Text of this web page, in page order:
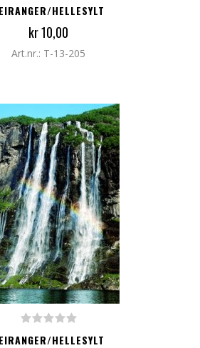
HELLESYLT
kr 10,00
Art.nr.: T-13-205
TIL I HANDLEKURV
HELLESYLT